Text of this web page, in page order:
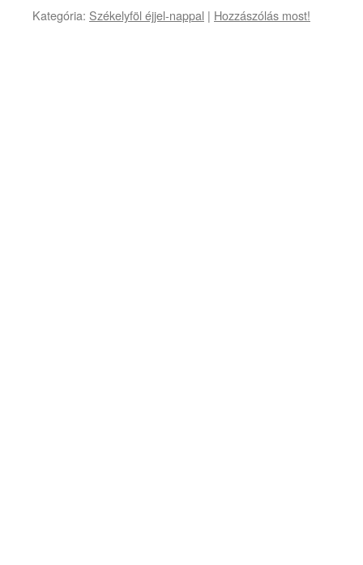
Kategória: Székelyföl éjjel-nappal | Hozzászólás most!